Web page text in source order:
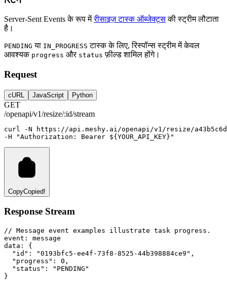
Server-Sent Events के रूप मेंरीसाइज़ टास्क ऑब्जेक्ट्सकी स्ट्रीम लौटाता
है।
PENDING या IN_PROGRESS टास्क के लिए, रिस्पॉन्स स्ट्रीम में केवल
आवश्यक progress और status फ़ील्ड शामिल होंगे।
Request
cURL JavaScript Python
GET
/openapi/v1/resize/:id/stream
curl -N
https://api.meshy.ai/openapi/v1/resize/
-H
"Authorization: Bearer ${YOUR_API_KEY}"
CopyCopied!
Response Stream
// Message event examples illustrate task progress.
event :
message
data :
{
"id" : "0193bfc5-ee4f-73f8-8525-44b398884ce9" ,
"progress" : 0 ,
"status" :
"PENDING"
}